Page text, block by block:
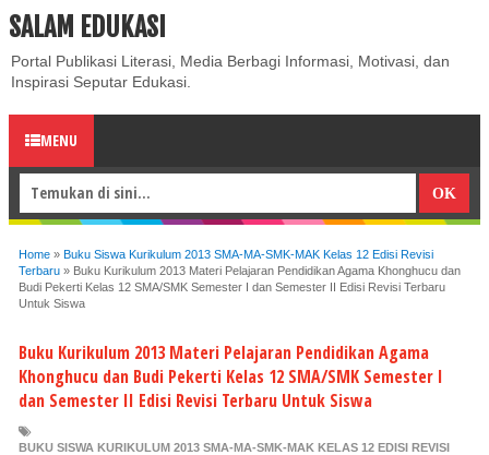
ABOUT CONTACT US
SALAM EDUKASI
Portal Publikasi Literasi, Media Berbagi Informasi, Motivasi, dan
Inspirasi Seputar Edukasi.
MENU
Home » Buku Siswa Kurikulum 2013 SMA-MA-SMK-MAK Kelas 12 Edisi Revisi
Terbaru » Buku Kurikulum 2013 Materi Pelajaran Pendidikan Agama Khonghucu dan
Budi Pekerti Kelas 12 SMA/SMK Semester I dan Semester II Edisi Revisi Terbaru
Untuk Siswa
Buku Kurikulum 2013 Materi Pelajaran Pendidikan Agama
Khonghucu dan Budi Pekerti Kelas 12 SMA/SMK Semester I
dan Semester II Edisi Revisi Terbaru Untuk Siswa
BUKU SISWA KURIKULUM 2013 SMA-MA-SMK-MAK KELAS 12 EDISI REVISI